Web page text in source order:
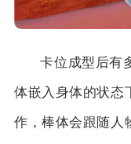
卡位成型后有
体嵌入身体的状态
作，棒体会跟随人